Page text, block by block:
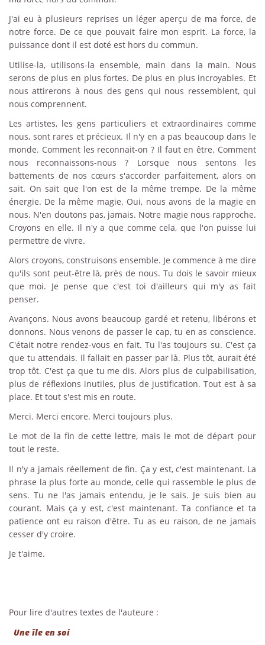
J'ai eu à plusieurs reprises un léger aperçu de ma force, de
notre force. De ce que pouvait faire mon esprit. La force, la
puissance dont il est doté est hors du commun.
Utilise-la, utilisons-la ensemble, main dans la main. Nous
serons de plus en plus fortes. De plus en plus incroyables. Et
nous attirerons à nous des gens qui nous ressemblent, qui
nous comprennent.
Les artistes, les gens particuliers et extraordinaires comme
nous, sont rares et précieux. Il n'y en a pas beaucoup dans le
monde. Comment les reconnait-on ? Il faut en être. Comment
nous reconnaissons-nous ? Lorsque nous sentons les
battements de nos cœurs s'accorder parfaitement, alors on
sait. On sait que l'on est de la même trempe. De la même
énergie. De la même magie. Oui, nous avons de la magie en
nous. N'en doutons pas, jamais. Notre magie nous rapproche.
Croyons en elle. Il n'y a que comme cela, que l'on puisse lui
permettre de vivre.
Alors croyons, construisons ensemble. Je commence à me dire
qu'ils sont peut-être là, près de nous. Tu dois le savoir mieux
que moi. Je pense que c'est toi d'ailleurs qui m'y as fait
penser.
Avançons. Nous avons beaucoup gardé et retenu, libérons et
donnons. Nous venons de passer le cap, tu en as conscience.
C'était notre rendez-vous en fait. Tu l'as toujours su. C'est ça
que tu attendais. Il fallait en passer par là. Plus tôt, aurait été
trop tôt. C'est ça que tu me dis. Alors plus de culpabilisation,
plus de réflexions inutiles, plus de justification. Tout est à sa
place. Et tout s'est mis en route.
Merci. Merci encore. Merci toujours plus.
Le mot de la fin de cette lettre, mais le mot de départ pour
tout le reste.
Il n'y a jamais réellement de fin. Ça y est, c'est maintenant. La
phrase la plus forte au monde, celle qui rassemble le plus de
sens. Tu ne l'as jamais entendu, je le sais. Je suis bien au
courant. Mais ça y est, c'est maintenant. Ta confiance et ta
patience ont eu raison d'être. Tu as eu raison, de ne jamais
cesser d'y croire.
Je t'aime.
Pour lire d'autres textes de l'auteure :
Une île en soi